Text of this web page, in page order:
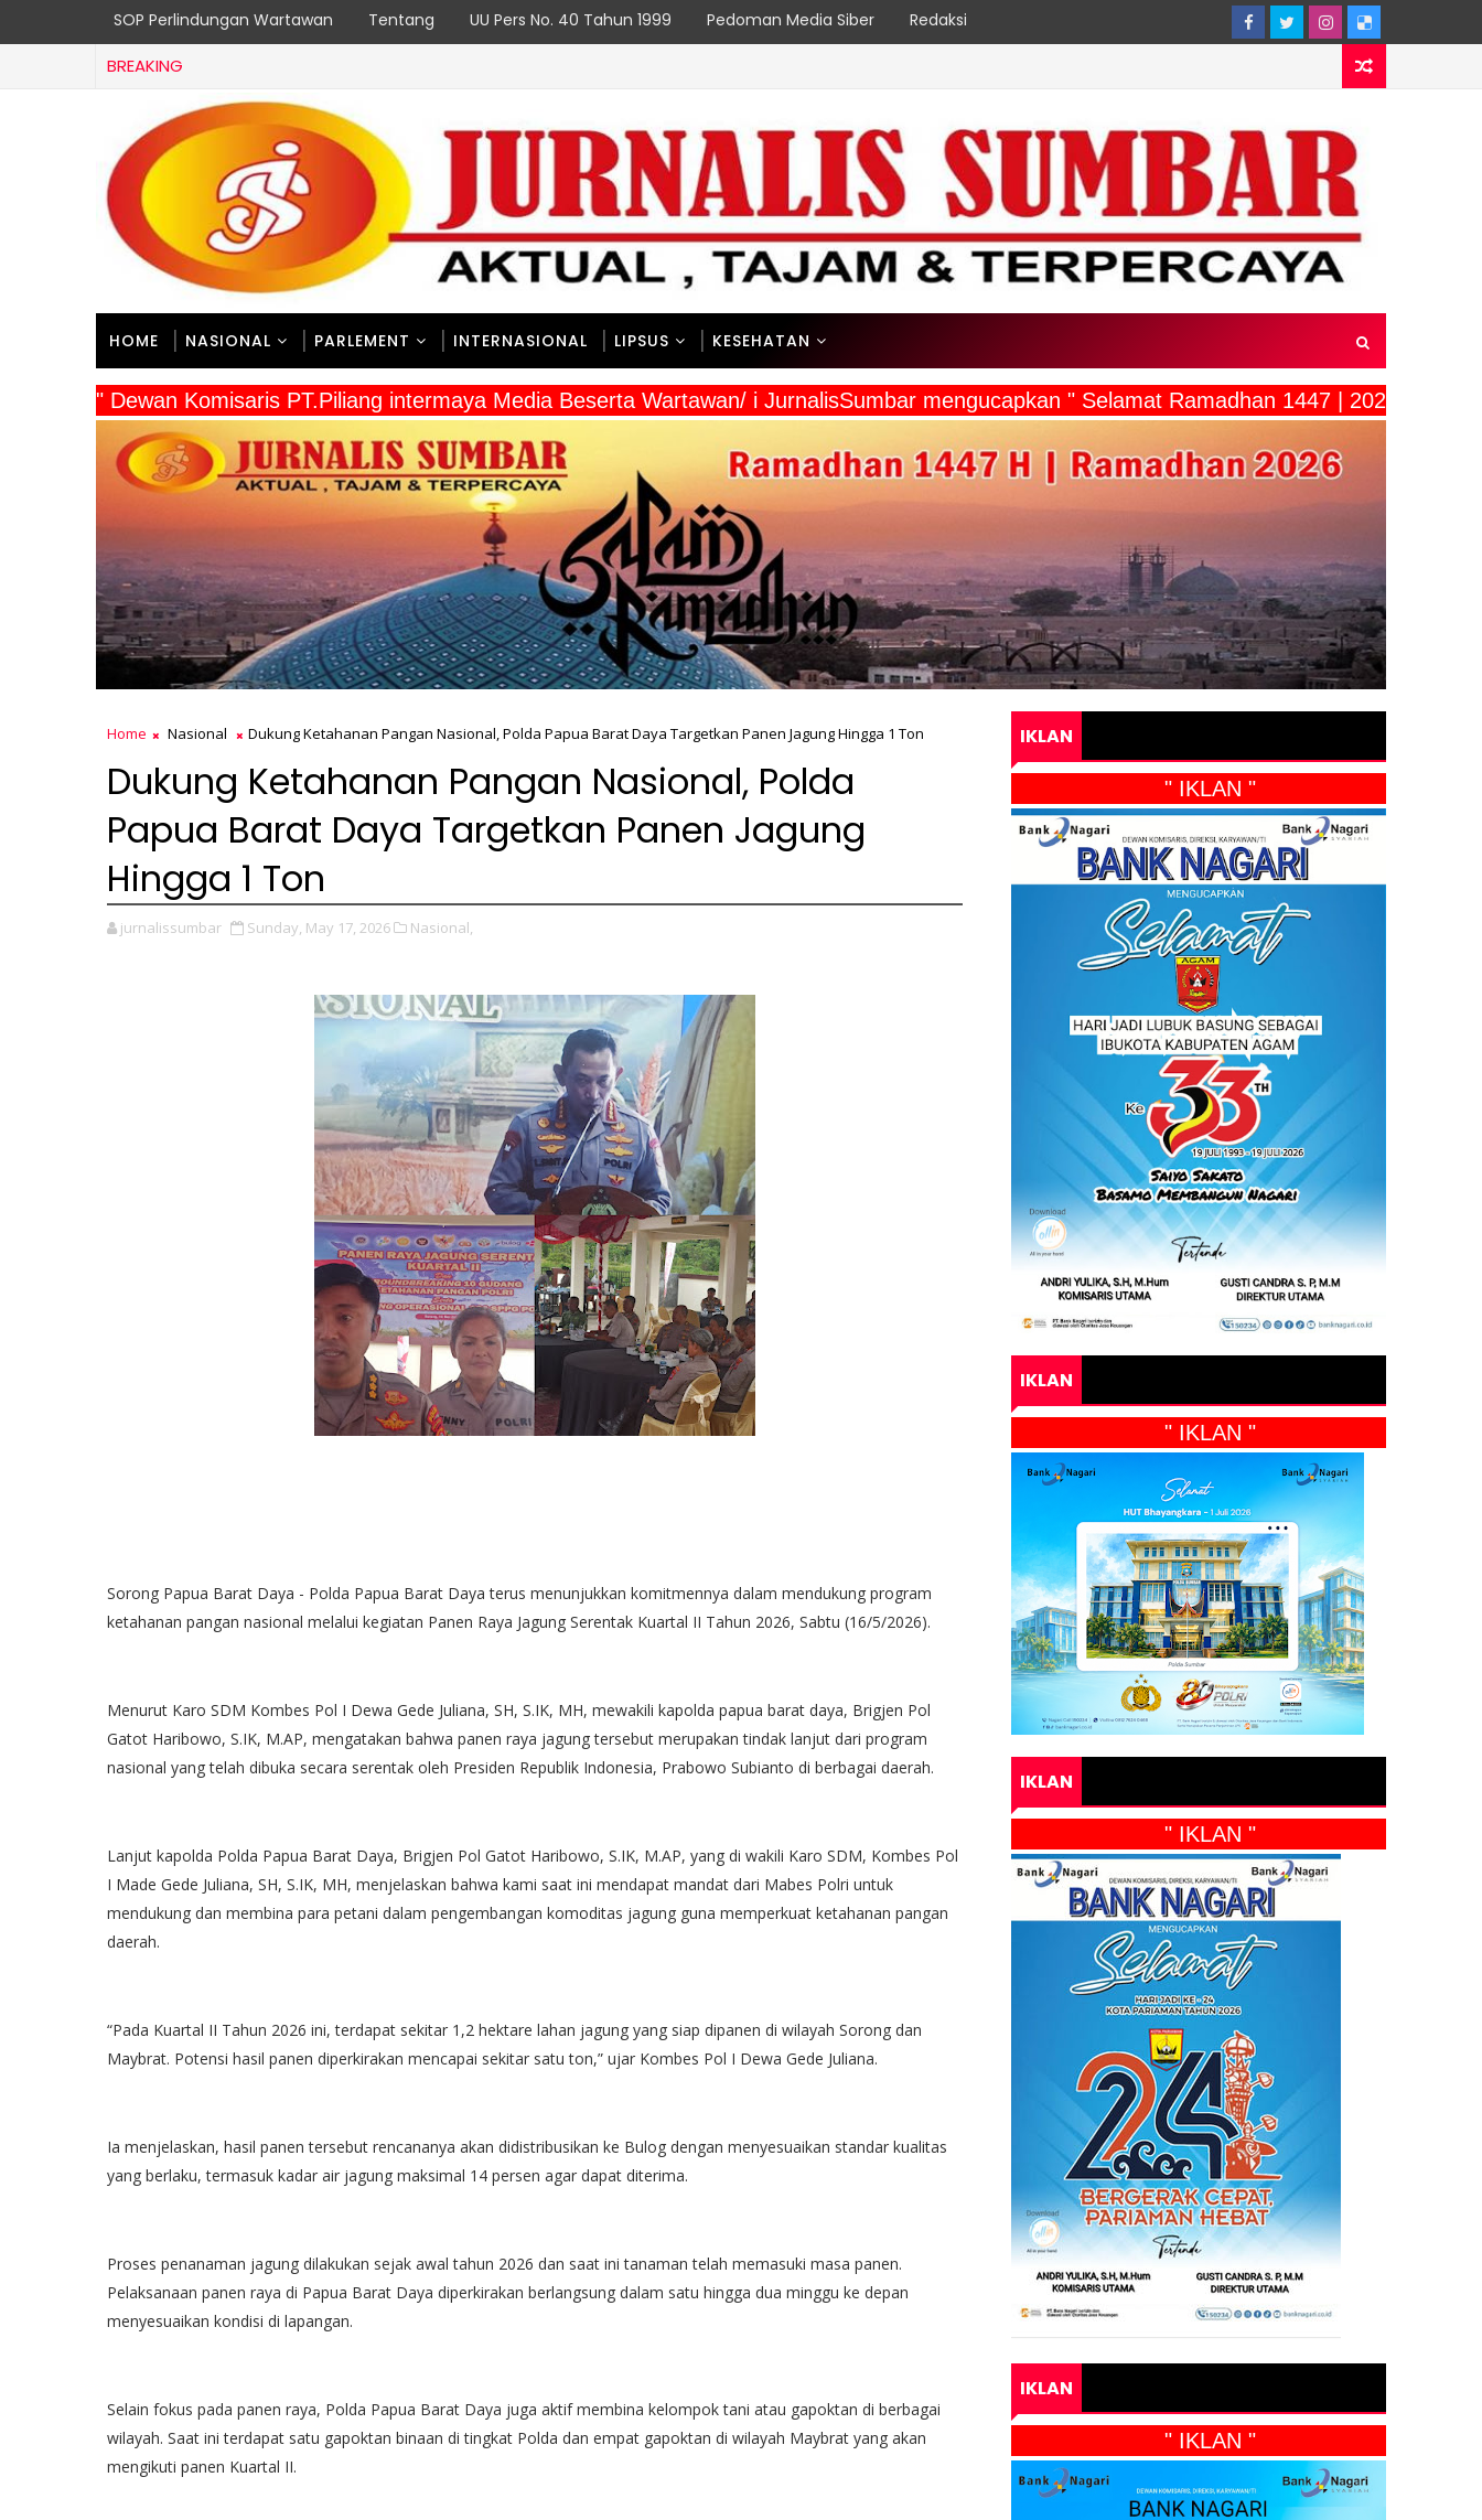
SOP Perlindungan Wartawan Tentang UU Pers No. 40 Tahun 1999 Pedoman Media Siber Redaksi
BREAKING
HOME NASIONAL PARLEMENT INTERNASIONAL LIPSUS KESEHATAN
" Dewan Komisaris PT.Piliang intermaya Media Beserta Wartawan/ i JurnalisSumbar mengucapkan " Selamat Ramadhan 1447 | 2026"
Home Nasional Dukung Ketahanan Pangan Nasional, Polda Papua Barat Daya Targetkan Panen Jagung Hingga 1 Ton
Dukung Ketahanan Pangan Nasional, Polda
Papua Barat Daya Targetkan Panen Jagung
Hingga 1 Ton
jurnalissumbar Sunday, May 17, 2026 Nasional,
Sorong Papua Barat Daya - Polda Papua Barat Daya terus menunjukkan komitmennya dalam mendukung program
ketahanan pangan nasional melalui kegiatan Panen Raya Jagung Serentak Kuartal II Tahun 2026, Sabtu (16/5/2026).
Menurut Karo SDM Kombes Pol I Dewa Gede Juliana, SH, S.IK, MH, mewakili kapolda papua barat daya, Brigjen Pol
Gatot Haribowo, S.IK, M.AP, mengatakan bahwa panen raya jagung tersebut merupakan tindak lanjut dari program
nasional yang telah dibuka secara serentak oleh Presiden Republik Indonesia, Prabowo Subianto di berbagai daerah.
Lanjut kapolda Polda Papua Barat Daya, Brigjen Pol Gatot Haribowo, S.IK, M.AP, yang di wakili Karo SDM, Kombes Pol
I Made Gede Juliana, SH, S.IK, MH, menjelaskan bahwa kami saat ini mendapat mandat dari Mabes Polri untuk
mendukung dan membina para petani dalam pengembangan komoditas jagung guna memperkuat ketahanan pangan
daerah.
“Pada Kuartal II Tahun 2026 ini, terdapat sekitar 1,2 hektare lahan jagung yang siap dipanen di wilayah Sorong dan
Maybrat. Potensi hasil panen diperkirakan mencapai sekitar satu ton,” ujar Kombes Pol I Dewa Gede Juliana.
Ia menjelaskan, hasil panen tersebut rencananya akan didistribusikan ke Bulog dengan menyesuaikan standar kualitas
yang berlaku, termasuk kadar air jagung maksimal 14 persen agar dapat diterima.
Proses penanaman jagung dilakukan sejak awal tahun 2026 dan saat ini tanaman telah memasuki masa panen.
Pelaksanaan panen raya di Papua Barat Daya diperkirakan berlangsung dalam satu hingga dua minggu ke depan
menyesuaikan kondisi di lapangan.
Selain fokus pada panen raya, Polda Papua Barat Daya juga aktif membina kelompok tani atau gapoktan di berbagai
wilayah. Saat ini terdapat satu gapoktan binaan di tingkat Polda dan empat gapoktan di wilayah Maybrat yang akan
mengikuti panen Kuartal II.
IKLAN
" IKLAN "
IKLAN
" IKLAN "
IKLAN
" IKLAN "
IKLAN
" IKLAN "